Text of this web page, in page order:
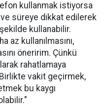
kullanmak istiyorsa
süreye dikkat edilerek
kullanabilir.
az kullanılmasını,
öneririm. Çünkü
rahatlamaya
vakit geçirmek,
bu kaygı